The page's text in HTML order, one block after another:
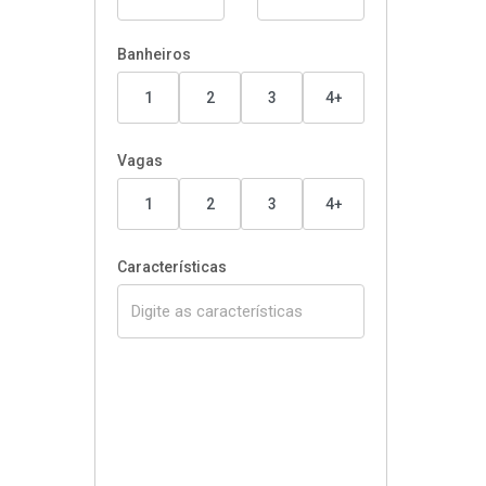
Banheiros
1 2 3 4+
Vagas
1 2 3 4+
Características